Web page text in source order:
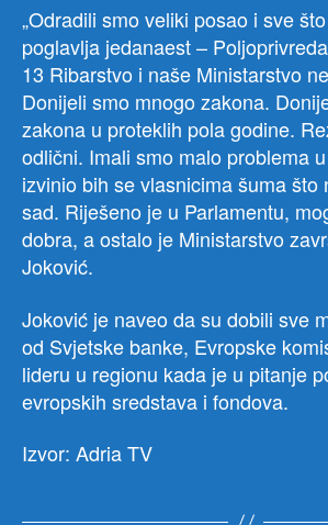
„Odradili smo veliki posao i sve
poglavlja jedanaest –
13 Ribarstvo i naše Ministarstvo
Donijeli smo mnogo zakona.
zakona u proteklih pola godine.
odlični. Imali smo malo problema
izvinio bih se vlasnicima šuma što
sad. Riješeno je u Parlamentu,
dobra, a ostalo je Ministarstvo
Joković.
Joković je naveo da su dobili sve
od Svjetske banke, Evropske
lideru u regionu kada je u pitanje
evropskih sredstava i fondova.
Izvor: Adria TV